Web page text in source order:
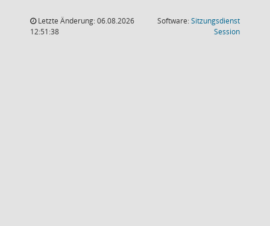
Letzte Änderung: 06.08.2026
12:51:38
Software:Sitzungsdienst
Session(Wird in